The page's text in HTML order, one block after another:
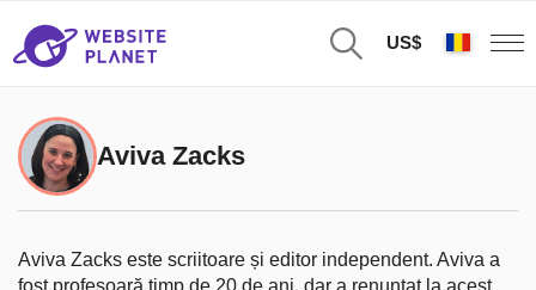
US$
Aviva Zacks
Aviva Zacks este scriitoare și editor independent. Aviva a
fost profesoară timp de 20 de ani, dar a renunțat la acest